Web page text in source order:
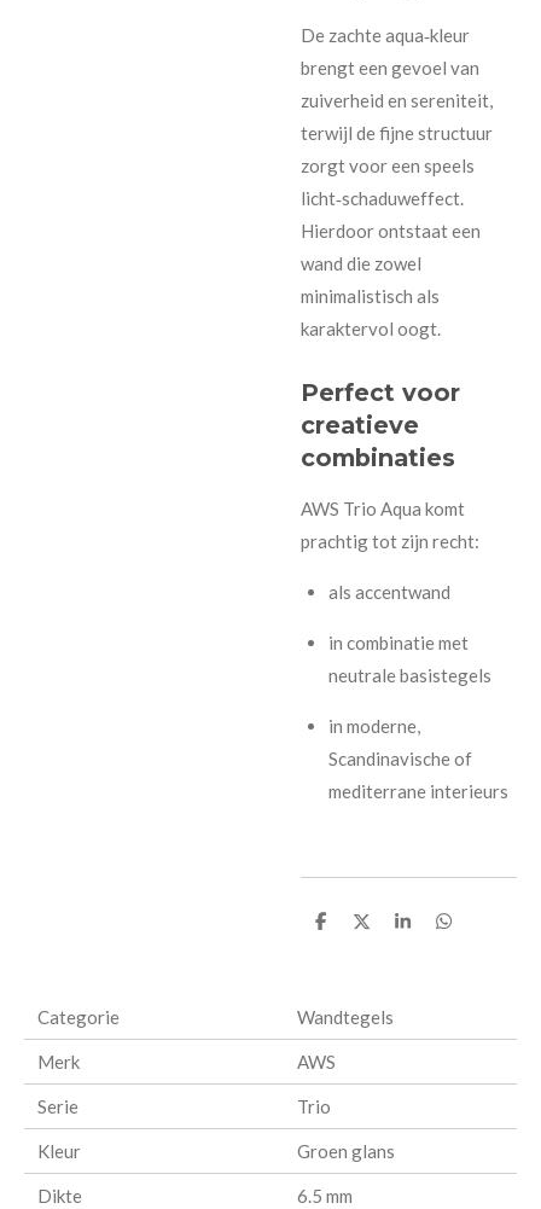
De zachte aqua‑kleur
brengt een gevoel van
zuiverheid en sereniteit,
terwijl de fijne structuur
zorgt voor een speels
licht‑schaduweffect.
Hierdoor ontstaat een
wand die zowel
minimalistisch als
karaktervol oogt.
Perfect voor
creatieve
combinaties
AWS Trio Aqua komt
prachtig tot zijn recht:
als accentwand
in combinatie met
neutrale basistegels
in moderne,
Scandinavische of
mediterrane interieurs
D
D
S
D
Categorie Wandtegels
Merk AWS
Serie Trio
Kleur Groen glans
Dikte 6.5 mm